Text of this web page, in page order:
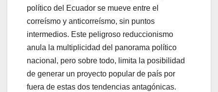
político del Ecuador se mueve entre el
correísmo y anticorreísmo, sin puntos
intermedios. Este peligroso reduccionismo
anula la multiplicidad del panorama político
nacional, pero sobre todo, limita la posibilidad
de generar un proyecto popular de país por
fuera de estas dos tendencias antagónicas.